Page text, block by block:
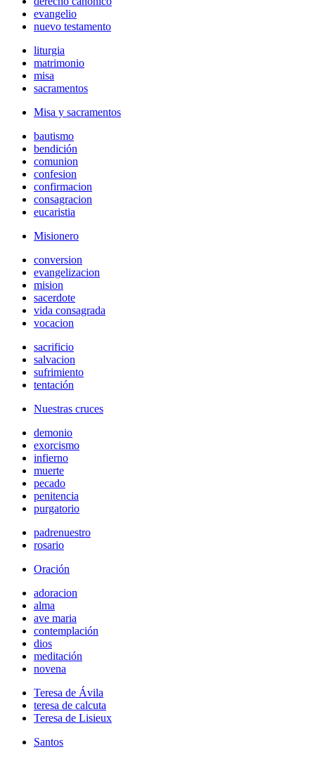
evangelio
nuevo testamento
liturgia
matrimonio
misa
sacramentos
Misa y sacramentos
bautismo
bendición
comunion
confesion
confirmacion
consagracion
eucaristia
Misionero
conversion
evangelizacion
mision
sacerdote
vida consagrada
vocacion
sacrificio
salvacion
sufrimiento
tentación
Nuestras cruces
demonio
exorcismo
infierno
muerte
pecado
penitencia
purgatorio
padrenuestro
rosario
Oración
adoracion
alma
ave maria
contemplación
dios
meditación
novena
Teresa de Ávila
teresa de calcuta
Teresa de Lisieux
Santos